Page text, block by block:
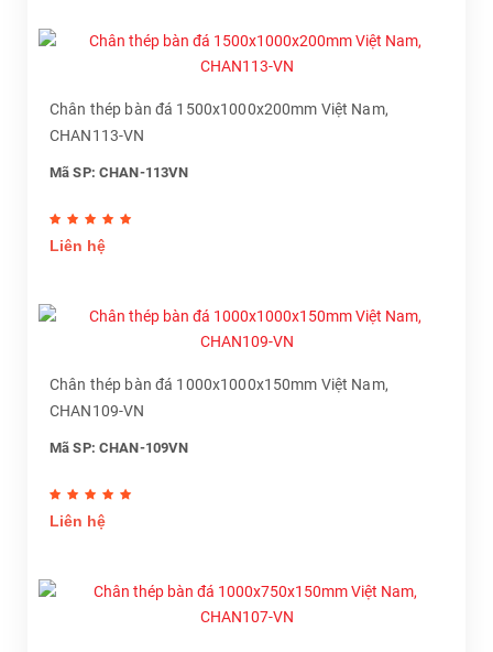
Chân thép bàn đá 1500x1000x200mm Việt Nam,
CHAN113-VN
Mã SP: CHAN-113VN
Liên hệ
Chân thép bàn đá 1000x1000x150mm Việt Nam,
CHAN109-VN
Mã SP: CHAN-109VN
Liên hệ